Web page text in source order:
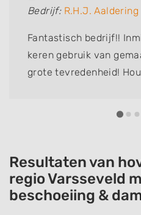
Bedrijf: R.H.J. Aaldering
Fantastisch bedrijf!!
keren gebruik van
grote tevredenheid!
Resultaten van
regio Varsseveld
beschoeiing &